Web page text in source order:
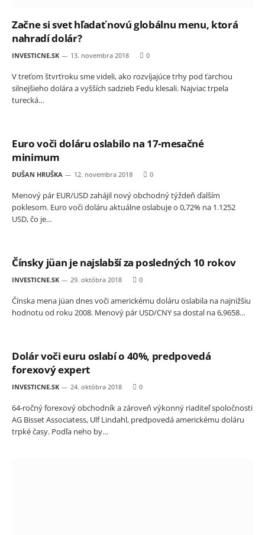
Začne si svet hľadať novú globálnu menu, ktorá
nahradí dolár?
INVESTICNE.SK 13. novembra 2018 0
V treťom štvrťroku sme videli, ako rozvíjajúce trhy pod ťarchou
silnejšieho dolára a vyšších sadzieb Fedu klesali. Najviac trpela
turecká…
Euro voči doláru oslabilo na 17-mesačné
minimum
DUŠAN HRUŠKA 12. novembra 2018 0
Menový pár EUR/USD zahájil nový obchodný týždeň ďalším
poklesom. Euro voči doláru aktuálne oslabuje o 0,72% na 1.1252
USD, čo je…
Čínsky jüan je najslabší za posledných 10 rokov
INVESTICNE.SK 29. októbra 2018 0
Čínska mena jüan dnes voči americkému doláru oslabila na najnižšiu
hodnotu od roku 2008. Menový pár USD/CNY sa dostal na 6,9658…
Dolár voči euru oslabí o 40%, predpovedá
forexový expert
INVESTICNE.SK 24. októbra 2018 0
64-ročný forexový obchodník a zároveň výkonný riaditeľ spoločnosti
AG Bisset Associatess, Ulf Lindahl, predpovedá americkému doláru
trpké časy. Podľa neho by…